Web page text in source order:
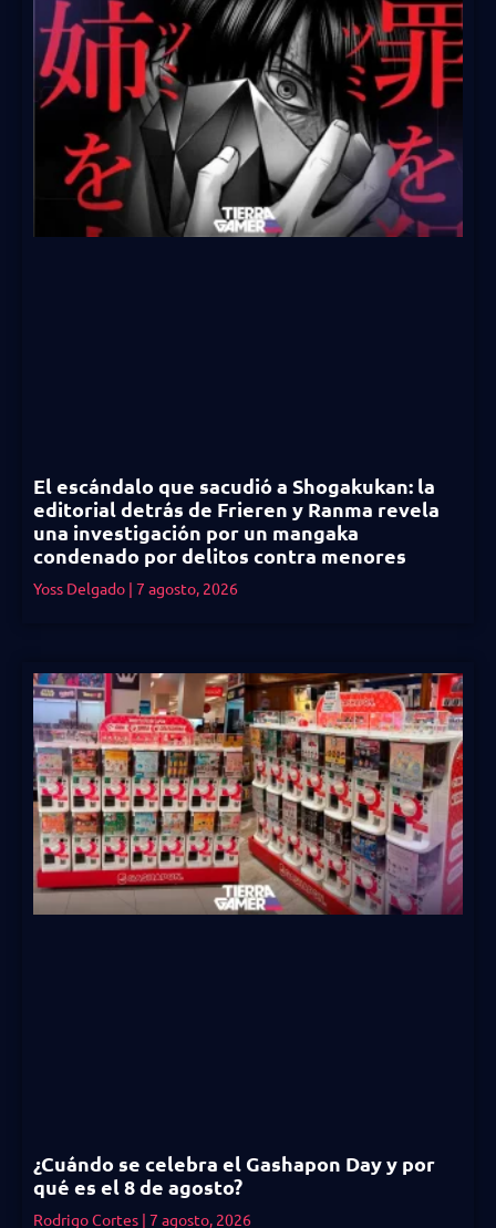
El escándalo que sacudió a Shogakukan: la
editorial detrás de Frieren y Ranma revela
una investigación por un mangaka
condenado por delitos contra menores
Yoss Delgado 7 agosto, 2026
¿Cuándo se celebra el Gashapon Day y por
qué es el 8 de agosto?
Rodrigo Cortes 7 agosto, 2026